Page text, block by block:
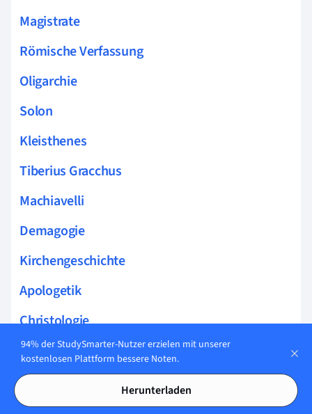
Magistrate
Römische Verfassung
Oligarchie
Solon
Kleisthenes
Tiberius Gracchus
Machiavelli
Demagogie
Kirchengeschichte
Apologetik
Christologie
Pneumatologie
Theologische Ethik
94% der StudySmarter-Nutzer erzielen mit unserer
kostenlosen Plattform bessere Noten.
Herunterladen